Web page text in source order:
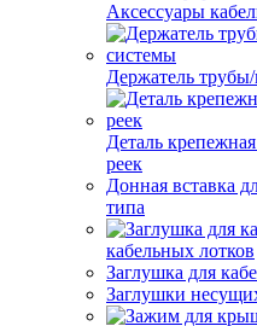
Аксессуары
Держатель
Деталь
реек
Донная вставка
типа
кабельных лотков
Заглушка для
Заглушки